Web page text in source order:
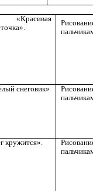
снеговик»
кружится».